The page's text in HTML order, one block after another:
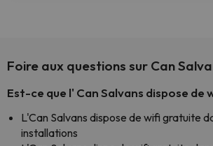
Foire aux questions sur Can
Est-ce que l' Can Salvans dispose de
L'Can Salvans dispose de wifi gratuite
installations